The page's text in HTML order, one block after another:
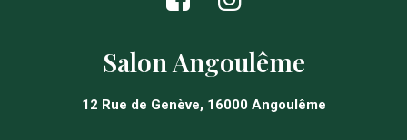
Salon Angoulême
12 Rue de Genève, 16000 Angoulême